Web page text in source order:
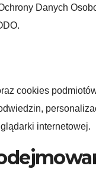
Danych
cookies
internetowej.